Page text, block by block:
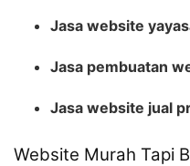
Jasa website
Jasa pembuatan
Jasa website jual
Website Murah Tapi